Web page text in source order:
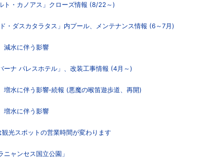
・カノアス」クローズ情報 (8/22～)
ダスカタラタス」内プール、メンテナンス情報 (6～7月)
減水に伴う影響
ナ パレスホテル」、改装工事情報 (4月～)
水に伴う影響‐続報 (悪魔の喉笛遊歩道、再開)
増水に伴う影響
光スポットの営業時間が変わります
ャンセス国立公園」